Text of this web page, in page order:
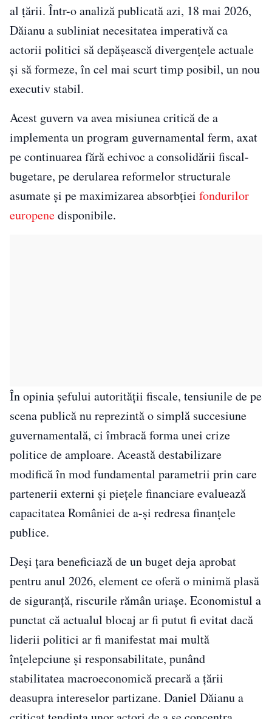
al țării. Într-o analiză publicată azi, 18 mai 2026,
Dăianu a subliniat necesitatea imperativă ca
actorii politici să depășească divergențele actuale
și să formeze, în cel mai scurt timp posibil, un nou
executiv stabil.
Acest guvern va avea misiunea critică de a
implementa un program guvernamental ferm, axat
pe continuarea fără echivoc a consolidării fiscal-
bugetare, pe derularea reformelor structurale
asumate și pe maximizarea absorbției fondurilor
europenedisponibile.
În opinia șefului autorității fiscale, tensiunile de pe
scena publică nu reprezintă o simplă succesiune
guvernamentală, ci îmbracă forma unei crize
politice de amploare. Această destabilizare
modifică în mod fundamental parametrii prin care
partenerii externi și piețele financiare evaluează
capacitatea României de a-și redresa finanțele
publice.
Deși țara beneficiază de un buget deja aprobat
pentru anul 2026, element ce oferă o minimă plasă
de siguranță, riscurile rămân uriașe. Economistul a
punctat că actualul blocaj ar fi putut fi evitat dacă
liderii politici ar fi manifestat mai multă
înțelepciune și responsabilitate, punând
stabilitatea macroeconomică precară a țării
deasupra intereselor partizane. Daniel Dăianu a